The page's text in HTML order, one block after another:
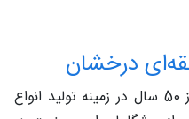
درخشان
شرکت موتوژن با سابقه‌ای بیش از 50 سال در زمینه تولید انواع